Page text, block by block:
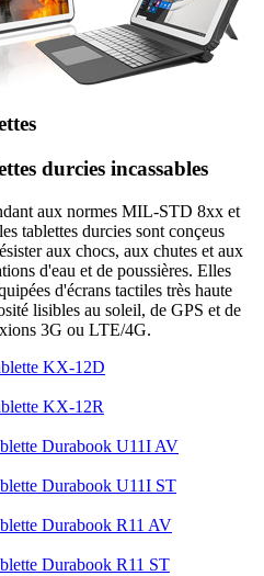
durcies incassables
aux normes MIL-STD 8xx et
tablettes durcies sont conçeus
aux chocs, aux chutes et aux
d'eau et de poussières. Elles
d'écrans tactiles très haute
lisibles au soleil, de GPS et de
3G ou LTE/4G.
KX-12D
KX-12R
Durabook U11I AV
Durabook U11I ST
Durabook R11 AV
Durabook R11 ST